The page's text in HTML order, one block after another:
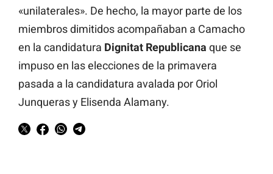
«unilaterales». De hecho, la mayor parte de los
miembros dimitidos acompañaban a Camacho
en la candidatura Dignitat Republicana que se
impuso en las elecciones de la primavera
pasada a la candidatura avalada por Oriol
Junqueras y Elisenda Alamany.